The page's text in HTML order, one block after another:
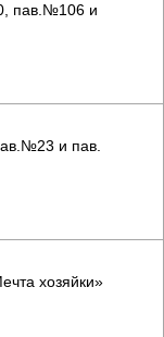
пав.№106 и
и пав.
хозяйки»